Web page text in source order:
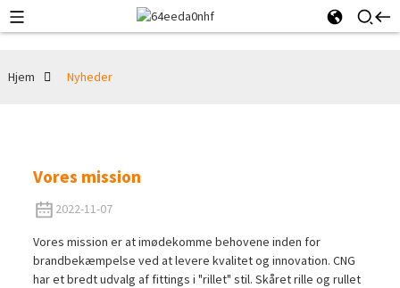
Hjem Nyheder
Vores mission
2022-11-07
Vores mission er at imødekomme behovene inden for
brandbekæmpelse ved at levere kvalitet og innovation. CNG
har et bredt udvalg af fittings i "rillet" stil. Skåret rille og rullet